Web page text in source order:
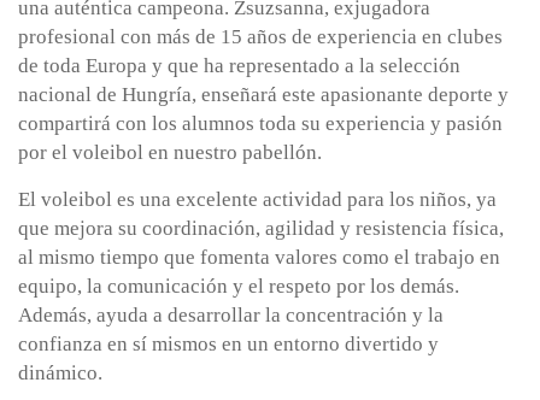
una auténtica campeona. Zsuzsanna, exjugadora
profesional con más de 15 años de experiencia en clubes
de toda Europa y que ha representado a la selección
nacional de Hungría, enseñará este apasionante deporte y
compartirá con los alumnos toda su experiencia y pasión
por el voleibol en nuestro pabellón.
El voleibol es una excelente actividad para los niños, ya
que mejora su coordinación, agilidad y resistencia física,
al mismo tiempo que fomenta valores como el trabajo en
equipo, la comunicación y el respeto por los demás.
Además, ayuda a desarrollar la concentración y la
confianza en sí mismos en un entorno divertido y
dinámico.